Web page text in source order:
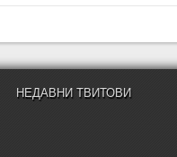
НЕДАВНИ ТВИТОВИ